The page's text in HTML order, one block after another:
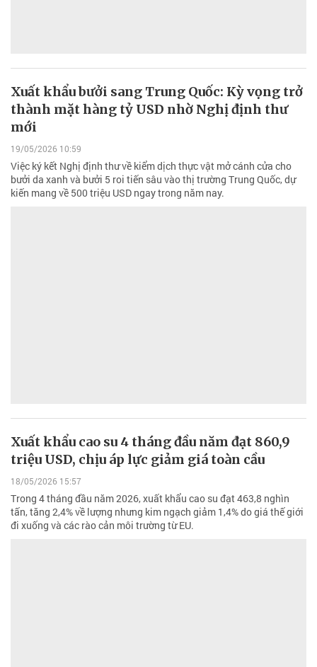
Xuất khẩu bưởi sang Trung Quốc: Kỳ vọng trở
thành mặt hàng tỷ USD nhờ Nghị định thư
mới
19/05/2026 10:59
Việc ký kết Nghị định thư về kiểm dịch thực vật mở cánh cửa cho
bưởi da xanh và bưởi 5 roi tiến sâu vào thị trường Trung Quốc, dự
kiến mang về 500 triệu USD ngay trong năm nay.
Xuất khẩu cao su 4 tháng đầu năm đạt 860,9
triệu USD, chịu áp lực giảm giá toàn cầu
18/05/2026 15:57
Trong 4 tháng đầu năm 2026, xuất khẩu cao su đạt 463,8 nghìn
tấn, tăng 2,4% về lượng nhưng kim ngạch giảm 1,4% do giá thế giới
đi xuống và các rào cản môi trường từ EU.